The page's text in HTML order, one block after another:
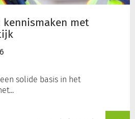
kennismaken met
solide basis in het